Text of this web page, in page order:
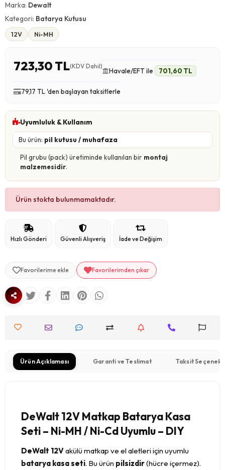
Marka: Dewalt
Kategori: Batarya Kutusu
12V Ni-MH
723,30 TL(KDV Dahil)
Havale/EFT ile 701,60 TL
79,17 TL 'den başlayan taksitlerle
Uyumluluk & Kullanım
Bu ürün: pil kutusu / muhafaza
Pil grubu (pack) üretiminde kullanılan bir montaj
malzemesidir.
Ürün stokta bulunmamaktadır.
Hızlı Gönderi Güvenli Alışveriş İade ve Değişim
Favorilerime ekle Favorilerimden çıkar
Ürün Açıklaması Garanti ve Teslimat Taksit
DeWalt 12V Matkap Batarya Kasa
Seti – Ni-MH / Ni-Cd Uyumlu – DIY
DeWalt 12Vakülü matkap ve el aletleri için uyumlu
batarya kasa seti. Bu ürün pilsizdir(hücre içermez).